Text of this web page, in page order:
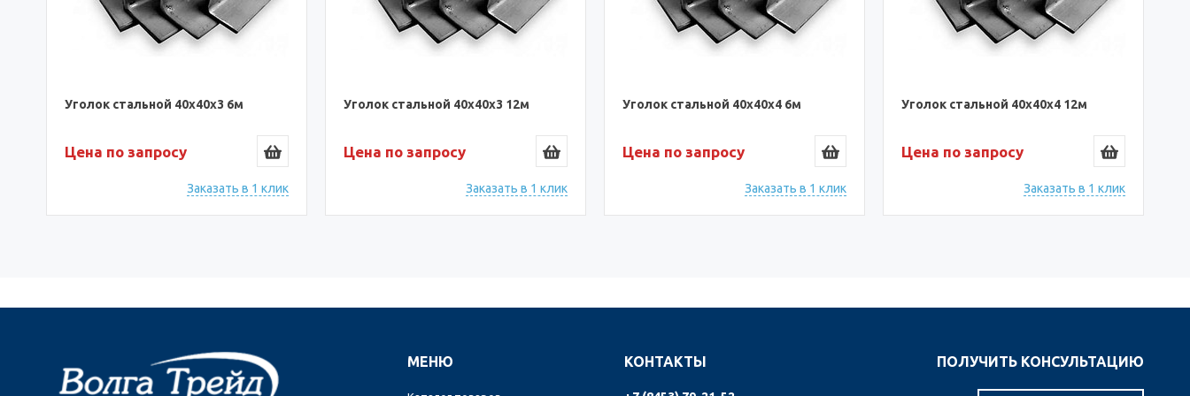
Уголок стальной 40х40х3 6м
Цена по запросу
Заказать в 1 клик
Уголок стальной 40х40х3 12м
Цена по запросу
Заказать в 1 клик
Уголок стальной 40х40х4 6м
Цена по запросу
Заказать в 1 клик
Уголок стальной 40х40х4 12м
Цена по запросу
Заказать в 1 клик
МЕНЮ КОНТАКТЫ ПОЛУЧИТЬ КОНСУЛЬТАЦИЮ